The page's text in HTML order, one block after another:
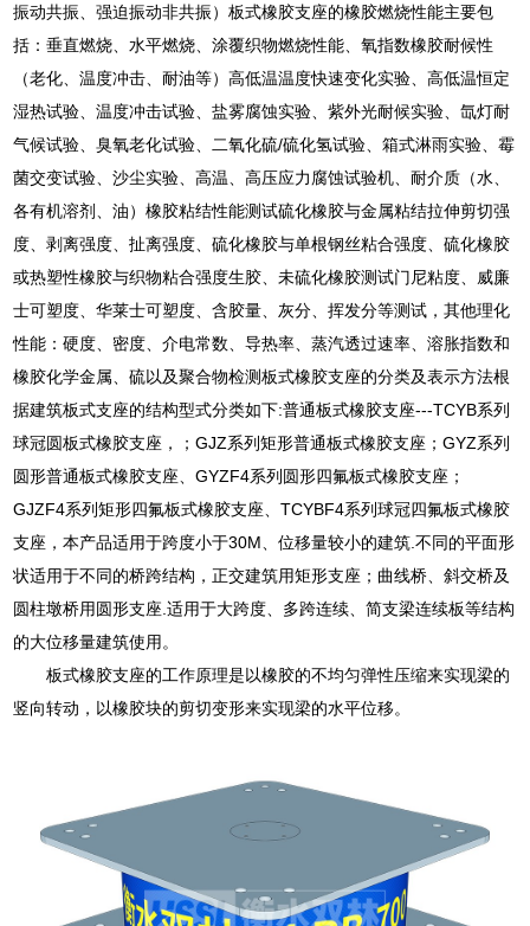
振动共振、强迫振动非共振）板式橡胶支座的橡胶燃烧性能主要包
括：垂直燃烧、水平燃烧、涂覆织物燃烧性能、氧指数橡胶耐候性
（老化、温度冲击、耐油等）高低温温度快速变化实验、高低温恒定
湿热试验、温度冲击试验、盐雾腐蚀实验、紫外光耐候实验、氙灯耐
气候试验、臭氧老化试验、二氧化硫/硫化氢试验、箱式淋雨实验、霉
菌交变试验、沙尘实验、高温、高压应力腐蚀试验机、耐介质（水、
各有机溶剂、油）橡胶粘结性能测试硫化橡胶与金属粘结拉伸剪切强
度、剥离强度、扯离强度、硫化橡胶与单根钢丝粘合强度、硫化橡胶
或热塑性橡胶与织物粘合强度生胶、未硫化橡胶测试门尼粘度、威廉
士可塑度、华莱士可塑度、含胶量、灰分、挥发分等测试，其他理化
性能：硬度、密度、介电常数、导热率、蒸汽透过速率、溶胀指数和
橡胶化学金属、硫以及聚合物检测板式橡胶支座的分类及表示方法根
据建筑板式支座的结构型式分类如下:普通板式橡胶支座---TCYB系列
球冠圆板式橡胶支座，；GJZ系列矩形普通板式橡胶支座；GYZ系列
圆形普通板式橡胶支座、GYZF4系列圆形四氟板式橡胶支座；
GJZF4系列矩形四氟板式橡胶支座、TCYBF4系列球冠四氟板式橡胶
支座，本产品适用于跨度小于30M、位移量较小的建筑.不同的平面形
状适用于不同的桥跨结构，正交建筑用矩形支座；曲线桥、斜交桥及
圆柱墩桥用圆形支座.适用于大跨度、多跨连续、简支梁连续板等结构
的大位移量建筑使用。
板式橡胶支座的工作原理是以橡胶的不均匀弹性压缩来实现梁的
竖向转动，以橡胶块的剪切变形来实现梁的水平位移。